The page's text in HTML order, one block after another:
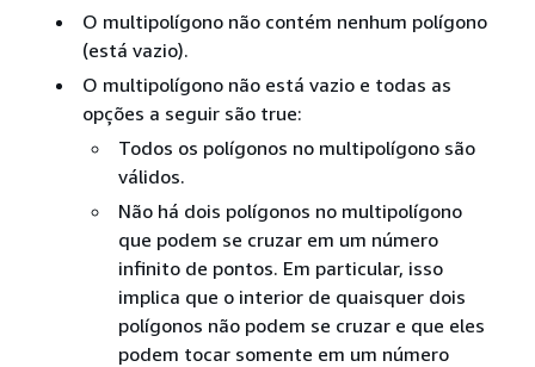
O multipolígono não contém nenhum polígono
(está vazio).
O multipolígono não está vazio e todas as
opções a seguir são true:
Todos os polígonos no multipolígono são
válidos.
Não há dois polígonos no multipolígono
que podem se cruzar em um número
infinito de pontos. Em particular, isso
implica que o interior de quaisquer dois
polígonos não podem se cruzar e que eles
podem tocar somente em um número